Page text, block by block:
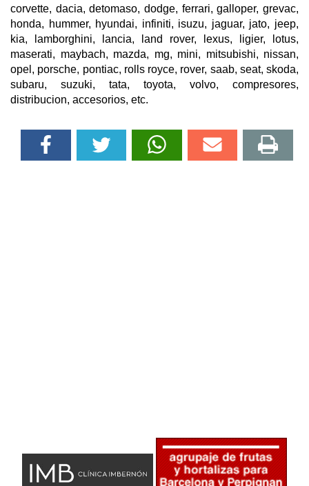
corvette, dacia, detomaso, dodge, ferrari, galloper, grevac,
honda, hummer, hyundai, infiniti, isuzu, jaguar, jato, jeep,
kia, lamborghini, lancia, land rover, lexus, ligier, lotus,
maserati, maybach, mazda, mg, mini, mitsubishi, nissan,
opel, porsche, pontiac, rolls royce, rover, saab, seat, skoda,
subaru, suzuki, tata, toyota, volvo, compresores,
distribucion, accesorios, etc.